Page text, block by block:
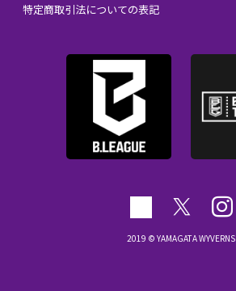
特定商取引法についての表記
2019 © YAMAGATA WYVERNS